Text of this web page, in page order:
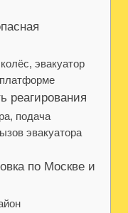
эвакуатор
реагирования
подача
эвакуатора
по Москве и